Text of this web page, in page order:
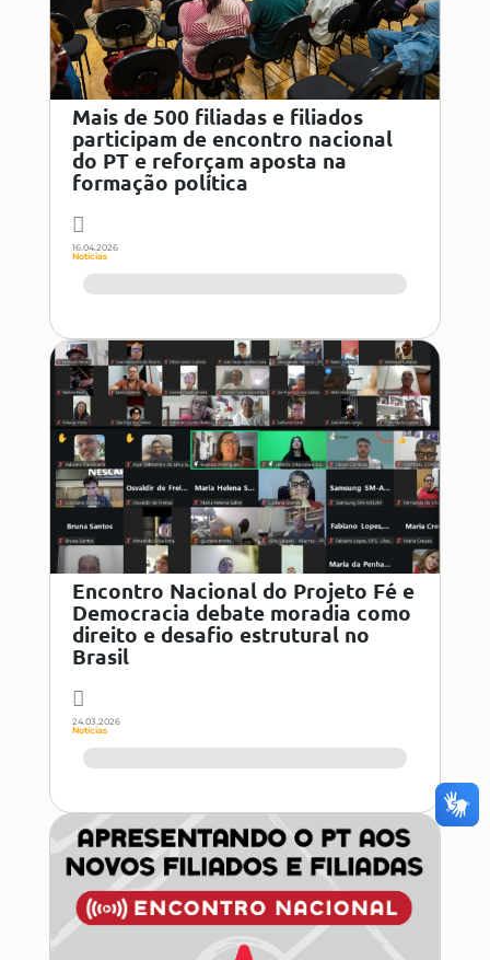
Mais de 500 filiadas e filiados
participam de encontro nacional
do PT e reforçam aposta na
formação política
16.04.2026
Notícias
Encontro Nacional do Projeto Fé e
Democracia debate moradia como
direito e desafio estrutural no
Brasil
24.03.2026
Notícias